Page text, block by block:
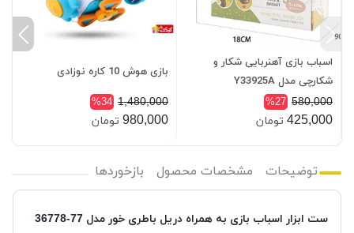
اسباب بازی آهنربایی شکار و
شکارچی مدل Y33925A
580,000
%27
425,000 تومان
بازی هوش 10 کاره نوزادی
1,480,000
%34
980,000 تومان
توضیحات مشخصات محصول بازخوردها
ست ابزار اسباب بازی به همراه دريل باطری خور مدل 77-36778